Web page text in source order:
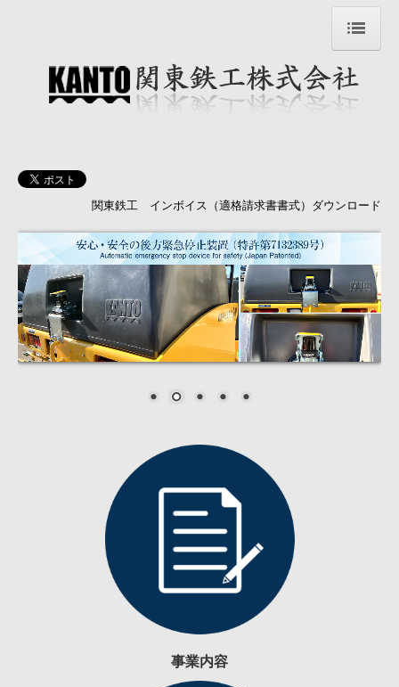
トップページ Top page
企業情報
会社・製品紹介動画
排ガス・低騒音証明
国内サービス協力工場
お問い合わせ
Company Info
Dealer Network
関東鉄工 インボイス（適格請求書書式）ダウンロード
事業内容